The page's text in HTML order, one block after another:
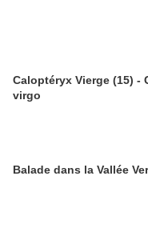
Caloptéryx Vierge (15) -
virgo
Balade dans la Vallée